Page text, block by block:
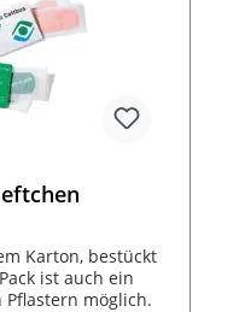
Karton, bestückt
ist auch ein
möglich.